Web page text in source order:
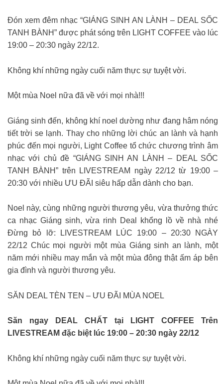
Đón xem đêm nhạc “GIÁNG SINH AN LÀNH – DEAL SỐC
TANH BÀNH” được phát sóng trên LIGHT COFFEE vào lúc
19:00 – 20:30 ngày 22/12.
Không khí những ngày cuối năm thực sự tuyệt vời.
Một mùa Noel nữa đã về với mọi nhà!!!
Giáng sinh đến, không khí noel dường như đang hâm nóng
tiết trời se lạnh. Thay cho những lời chúc an lành và hạnh
phúc đến mọi người, Light Coffee tổ chức chương trình âm
nhạc với chủ đề “GIÁNG SINH AN LÀNH – DEAL SỐC
TANH BÀNH” trên LIVESTREAM ngày 22/12 từ 19:00 –
20:30 với nhiều ƯU ĐÃI siêu hấp dẫn dành cho bạn.
Noel này, cùng những người thương yêu, vừa thưởng thức
ca nhạc Giáng sinh, vừa rinh Deal khổng lồ về nhà nhé
Đừng bỏ lỡ: LIVESTREAM LÚC 19:00 – 20:30 NGÀY
22/12 ️Chúc mọi người một mùa Giáng sinh an lành, một
năm mới nhiều may mắn và một mùa đông thật ấm áp bên
gia đình và người thương yêu.
SĂN DEAL TÈN TEN – ƯU ĐÃI MÙA NOEL
Săn ngay DEAL CHẤT tại LIGHT COFFEE Trên
LIVESTREAM đặc biệt lúc 19:00 – 20:30 ngày 22/12
Không khí những ngày cuối năm thực sự tuyệt vời.